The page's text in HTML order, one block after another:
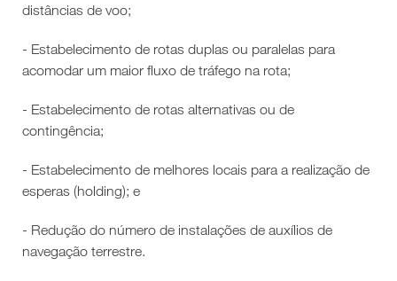
distâncias de voo;
- Estabelecimento de rotas duplas ou paralelas para
acomodar um maior fluxo de tráfego na rota;
- Estabelecimento de rotas alternativas ou de
contingência;
- Estabelecimento de melhores locais para a realização de
esperas (holding); e
- Redução do número de instalações de auxílios de
navegação terrestre.